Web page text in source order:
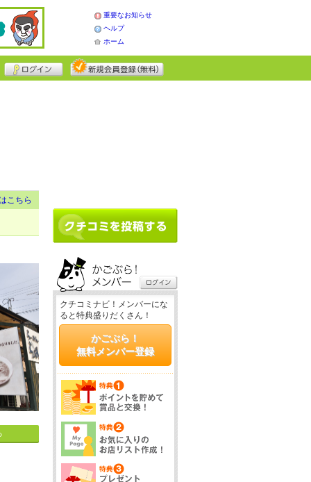
重要なお知らせ
ヘルプ
ホーム
こちら
クチコミナビ！メンバーにな
ると特典盛りだくさん！
かごぶら！
無料メンバー登録